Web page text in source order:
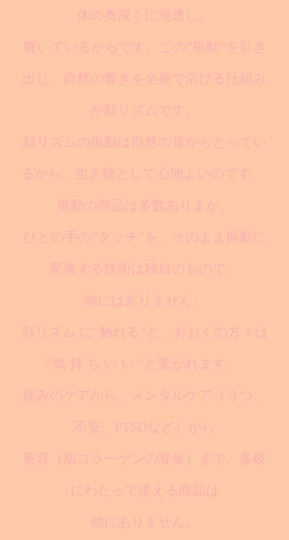
体の奥深くに浸透し、
響いているからです。この”振動”を引き
出し、自然の響きを全身で浴びる仕組み
が顔リズムです。
顔リズムの振動は自然の音からとってい
るから、生き物として心地よいのです。
振動の商品は多数ありまが、
ひとの手の”タッチ”を、そのまま振動に
変換する技術は独自のもので、
他にはありません。
顔リズム に“触れる”と、おおくの方々は
”気 持 ち い い ”と驚かれます。
痛みのケアから、メンタルケア（うつ、
不安、PTSDなど）から
美容（肌コラーゲンの凝集）まで、多岐
にわたって使える商品は
他にありません。